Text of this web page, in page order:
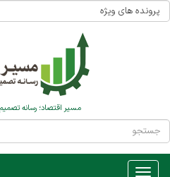
مسیر اقتصاد؛ رسانه